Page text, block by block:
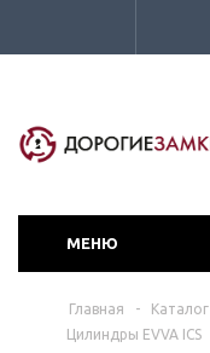
МЕНЮ
Главная - Каталог
Цилиндры EVVA ICS